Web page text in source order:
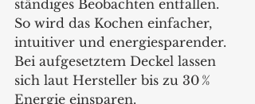
ständiges Beobachten entfallen.
So wird das Kochen einfacher,
intuitiver und energiesparender.
Bei aufgesetztem Deckel lassen
sich laut Hersteller bis zu 30 %
Energie einsparen.